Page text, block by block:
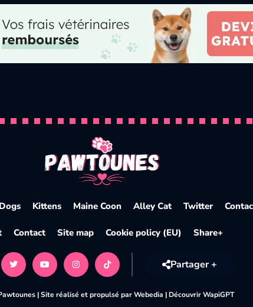
et conseils
Dogs Kittens Maine Coon Alley Cat Twitter
Contact Site map Cookie policy (EU) Share+
Partager +
|Site réalisé et propulsé par Webedia | Découvrir WapiGPT